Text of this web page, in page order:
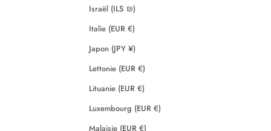
Israël (ILS ₪)
Italie (EUR €)
Japon (JPY ¥)
Lettonie (EUR €)
Lituanie (EUR €)
Luxembourg (EUR €)
Malaisie (EUR €)